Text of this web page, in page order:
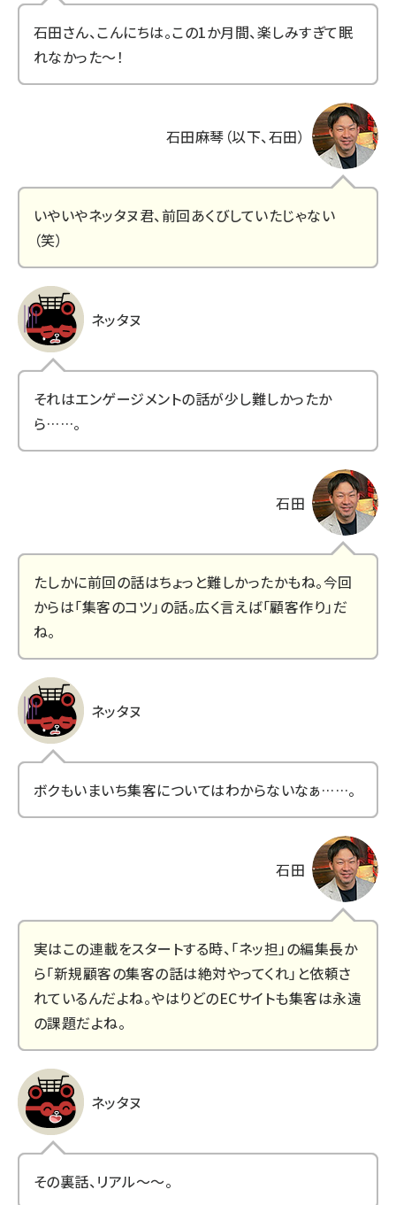
石田さん、こんにちは。この1か月間、楽しみすぎて眠
れなかった～！
石田麻琴（以下、石田）
いやいやネッタヌ君、前回あくびしていたじゃない
（笑）
ネッタヌ
それはエンゲージメントの話が少し難しかったか
ら……。
石田
たしかに前回の話はちょっと難しかったかもね。今回
からは「集客のコツ」の話。広く言えば「顧客作り」だ
ね。
ネッタヌ
ボクもいまいち集客についてはわからないなぁ……。
石田
実はこの連載をスタートする時、「ネッ担」の編集長か
ら「新規顧客の集客の話は絶対やってくれ」と依頼さ
れているんだよね。やはりどのECサイトも集客は永遠
の課題だよね。
ネッタヌ
その裏話、リアル～～。